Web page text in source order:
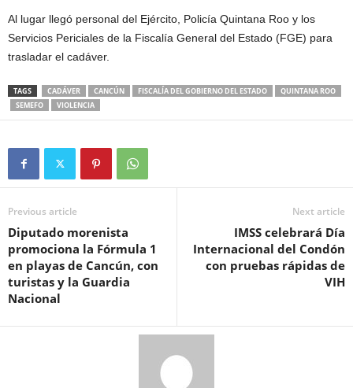
Al lugar llegó personal del Ejército, Policía Quintana Roo y los
Servicios Periciales de la Fiscalía General del Estado (FGE) para
trasladar el cadáver.
TAGS CADÁVER CANCÚN FISCALÍA DEL GOBIERNO DEL ESTADO
QUINTANA ROO
SEMEFO
VIOLENCIA
Previous article
Diputado morenista
promociona la Fórmula 1
en playas de Cancún, con
turistas y la Guardia
Nacional
Next article
IMSS celebrará Día
Internacional del Condón
con pruebas rápidas de
VIH